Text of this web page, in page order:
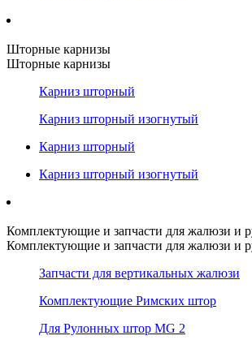
Шторные карнизы
Шторные карнизы
Карниз шторный
Карниз шторный изогнутый
Карниз шторный
Карниз шторный изогнутый
Комплектующие и запчасти для жалюзи и
Комплектующие и запчасти для жалюзи и
Запчасти для вертикальных жалюзи
Комплектующие Римских штор
Для Рулонных штор MG 2